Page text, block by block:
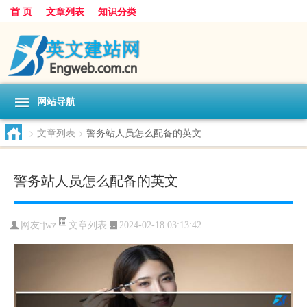
首 页 文章列表 知识分类
网站导航
> 文章列表 > 警务站人员怎么配备的英文
警务站人员怎么配备的英文
网友:jwz 文章列表 2024-02-18 03:13:42